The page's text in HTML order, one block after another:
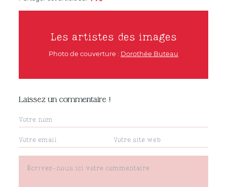
Les artistes des images
Photo de couverture : Dorothée Buteau
Laissez un commentaire !